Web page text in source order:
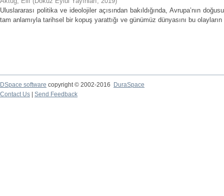
Uluslararası politika ve ideolojiler açısından bakıldığında, Avrupa’nın
tam anlamıyla tarihsel bir kopuş yarattığı ve günümüz dünyasını bu
DSpace software copyright © 2002-2016
DuraSpace
Contact Us
Send Feedback